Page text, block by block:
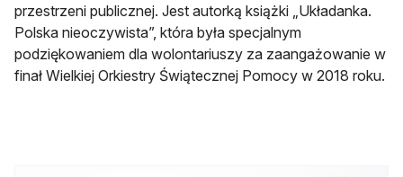
przestrzeni publicznej. Jest autorką książki „Układanka.
Polska nieoczywista”, która była specjalnym
podziękowaniem dla wolontariuszy za zaangażowanie w
finał Wielkiej Orkiestry Świątecznej Pomocy w 2018 roku.